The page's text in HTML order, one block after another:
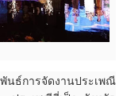
ธ์การจัดงานประเพณี